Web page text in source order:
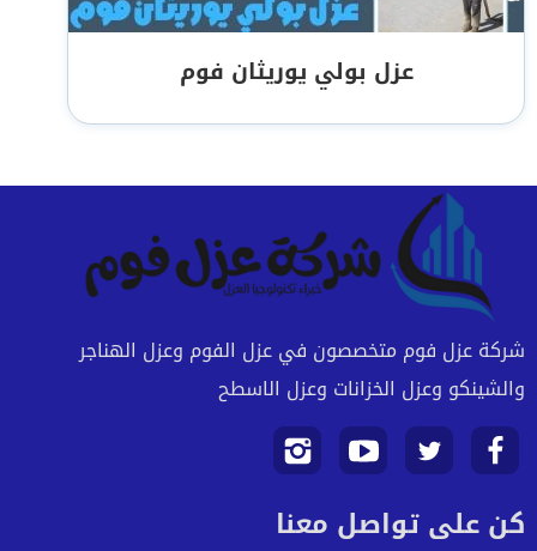
عزل بولي يوريثان فوم
شركة عزل فوم متخصصون في عزل الفوم وعزل الهناجر
والشينكو وعزل الخزانات وعزل الاسطح
تابعنا
على
تابعنا
على
تابعنا
على
تابعنا
علىكن على تواصل معنا